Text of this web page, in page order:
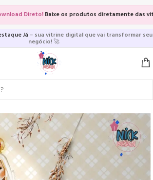
Direto!Baixe os produtos diretamente das
Já – sua vitrine digital que vai transformar seu
negócio!🚀